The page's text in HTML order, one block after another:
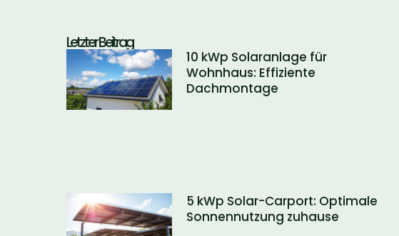
Letzter Beitrag
10 kWp Solaranlage für
Wohnhaus: Effiziente
Dachmontage
5 kWp Solar-Carport: Optimale
Sonnennutzung zuhause